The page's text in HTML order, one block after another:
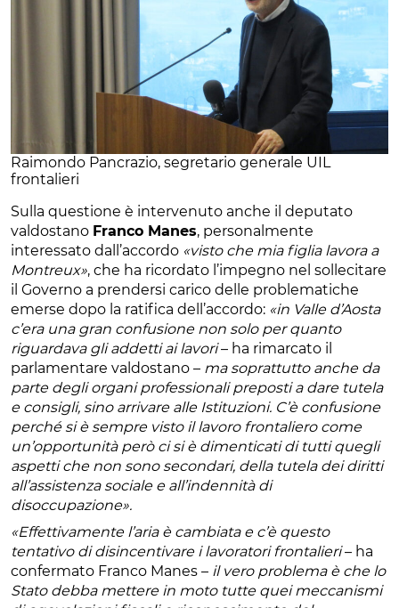
Raimondo Pancrazio, segretario generale UIL
frontalieri
Sulla questione è intervenuto anche il deputato
valdostano Franco Manes, personalmente
interessato dall’accordo «visto che mia figlia lavora a
Montreux», che ha ricordato l’impegno nel sollecitare
il Governo a prendersi carico delle problematiche
emerse dopo la ratifica dell’accordo: «in Valle d’Aosta
c’era una gran confusione non solo per quanto
riguardava gli addetti ai lavori– ha rimarcato il
parlamentare valdostano – ma soprattutto anche da
parte degli organi professionali preposti a dare tutela
e consigli, sino arrivare alle Istituzioni. C’è confusione
perché si è sempre visto il lavoro frontaliero come
un’opportunità però ci si è dimenticati di tutti quegli
aspetti che non sono secondari, della tutela dei diritti
all’assistenza sociale e all’indennità di
disoccupazione».
«Effettivamente l’aria è cambiata e c’è questo
tentativo di disincentivare i lavoratori frontalieri– ha
confermato Franco Manes – il vero problema è che lo
Stato debba mettere in moto tutte quei meccanismi